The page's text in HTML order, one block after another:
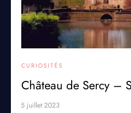
CURIOSITÉS
Château de Sercy –